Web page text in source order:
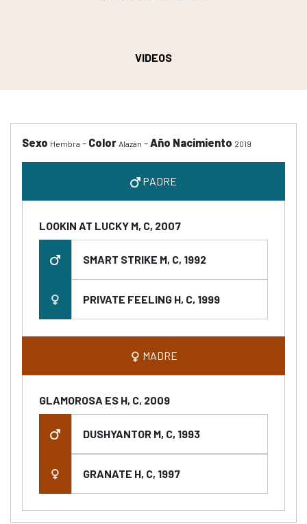
VIDEOS
Sexo Hembra - Color Alazán -Año Nacimiento 2019
PADRE
LOOKIN AT LUCKY M, C, 2007
SMART STRIKE M, C, 1992
PRIVATE FEELING H, C, 1999
MADRE
GLAMOROSA ES H, C, 2009
DUSHYANTOR M, C, 1993
GRANATE H, C, 1997